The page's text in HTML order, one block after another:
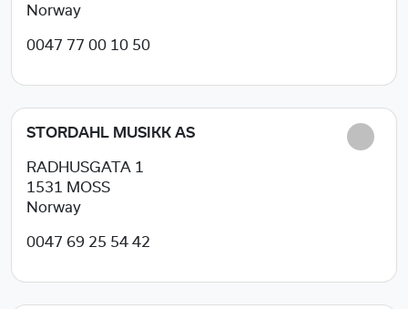
Norway
0047 77 00 10 50
STORDAHL MUSIKK AS
RADHUSGATA 1
1531
MOSS
Norway
0047 69 25 54 42